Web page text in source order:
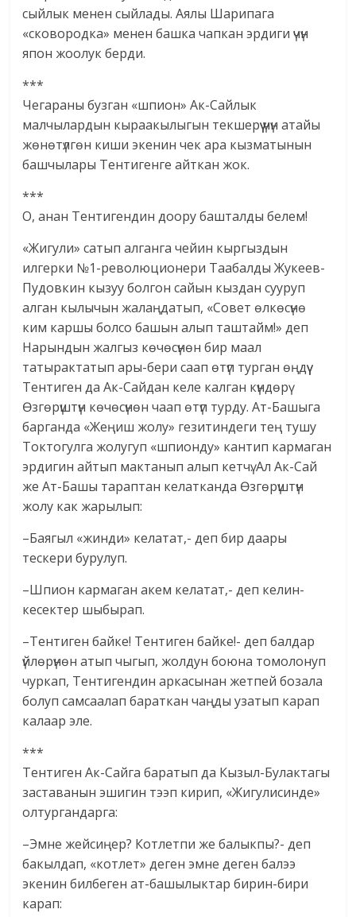
сыйлык менен сыйлады. Аялы Шарипага
«сковородка» менен башка чапкан эрдиги үчүн
япон жоолук берди.
***
Чегараны бузган «шпион» Ак-Сайлык
малчылардын кыраакылыгын текшерүү үчүн атайы
жөнөтүлгөн киши экенин чек ара кызматынын
башчылары Тентигенге айткан жок.
***
О, анан Тентигендин доору башталды белем!
«Жигули» сатып алганга чейин кыргыздын
илгерки №1-революционери Таабалды Жукеев-
Пудовкин кызуу болгон сайын кыздан сууруп
алган кылычын жалаңдатып, «Совет өлкөсүнө
ким каршы болсо башын алып таштайм!» деп
Нарындын жалгыз көчөсүнөн бир маал
татырактатып ары-бери саап өтүп турган өңдүү
Тентиген да Ак-Сайдан келе калган күндөрү
Өзгөрүштүн көчөсүнөн чаап өтүп турду. Ат-Башыга
барганда «Жеңиш жолу» гезитиндеги тең тушу
Токтогулга жолугуп «шпионду» кантип кармаган
эрдигин айтып мактанып алып кетчү. Ал Ак-Сай
же Ат-Башы тараптан келатканда Өзгөрүштүн
жолу как жарылып:
–Баягыл «жинди» келатат,- деп бир даары
тескери бурулуп.
–Шпион кармаган акем келатат,- деп келин-
кесектер шыбырап.
–Тентиген байке! Тентиген байке!- деп балдар
үйлөрүнөн атып чыгып, жолдун боюна томолонуп
чуркап, Тентигендин аркасынан жетпей бозала
болуп самсаалап бараткан чаңды узатып карап
калаар эле.
***
Тентиген Ак-Сайга баратып да Кызыл-Булактагы
заставанын эшигин тээп кирип, «Жигулисинде»
олтургандарга:
–Эмне жейсиңер? Котлетпи же балыкпы?- деп
бакылдап, «котлет» деген эмне деген балээ
экенин билбеген ат-башылыктар бирин-бири
карап: